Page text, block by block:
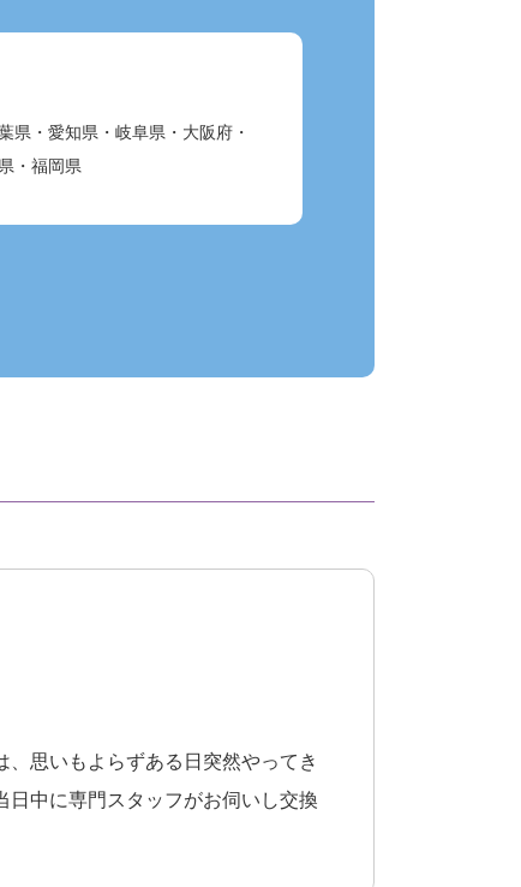
県・愛知県・岐阜県・大阪府・
・福岡県
思いもよらずある日突然やってき
日中に専門スタッフがお伺いし交換